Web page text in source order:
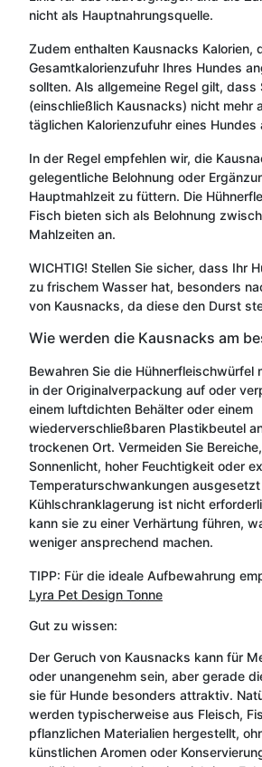
nicht als Hauptnahrungsquelle.
Zudem enthalten Kausnacks Kalorien,
Gesamtkalorienzufuhr Ihres Hundes
sollten. Als allgemeine Regel gilt, dass
(einschließlich Kausnacks) nicht mehr
täglichen Kalorienzufuhr eines Hundes
In der Regel empfehlen wir, die
gelegentliche Belohnung oder
Hauptmahlzeit zu füttern. Die
Fisch bieten sich als Belohnung
Mahlzeiten an.
WICHTIG! Stellen Sie sicher, dass Ihr
zu frischem Wasser hat, besonders
von Kausnacks, da diese den Durst
Wie werden die Kausnacks am
Bewahren Sie die Hühnerfleischwürfel
in der Originalverpackung auf oder
einem luftdichten Behälter oder einem
wiederverschließbaren Plastikbeutel
trockenen Ort. Vermeiden Sie
Sonnenlicht, hoher Feuchtigkeit oder
Temperaturschwankungen ausgesetzt
Kühlschranklagerung ist nicht
kann sie zu einer Verhärtung führen,
weniger ansprechend machen.
TIPP: Für die ideale Aufbewahrung
Lyra Pet Design Tonne
Gut zu wissen:
Der Geruch von Kausnacks kann für
oder unangenehm sein, aber gerade
sie für Hunde besonders attraktiv.
werden typischerweise aus Fleisch,
pflanzlichen Materialien hergestellt,
künstlichen Aromen oder